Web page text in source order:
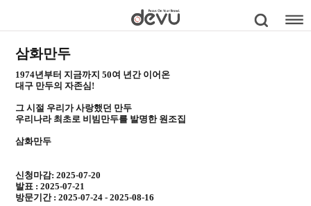
삼화만두
1974년부터 지금까지 50여 년간 이어온
대구 만두의 자존심!
그 시절 우리가 사랑했던 만두
우리나라 최초로 비빔만두를 발명한 원조집
삼화만두
신청마감: 2025-07-20
발표 : 2025-07-21
방문기간 : 2025-07-24 - 2025-08-16